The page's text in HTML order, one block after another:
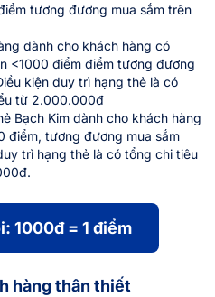
tương đương mua sắm trên
dành cho khách hàng có
<1000 điểm điểm tương đương
kiện duy trì hạng thẻ là có
từ 2.000.000đ
Bạch Kim dành cho khách hàng
điểm, tương đương mua sắm
trì hạng thẻ là có tổng chi tiêu
1000đ = 1 điểm
hàng thân thiết